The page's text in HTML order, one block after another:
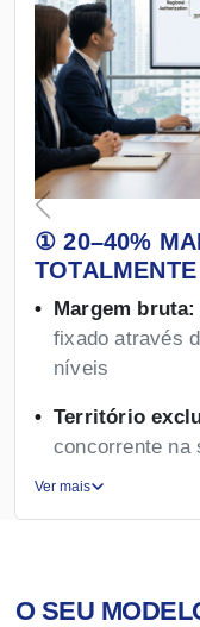
① 20–40%
Margem bruta:
fixado através
níveis
Território
concorrente na
Ver mais
O SEU